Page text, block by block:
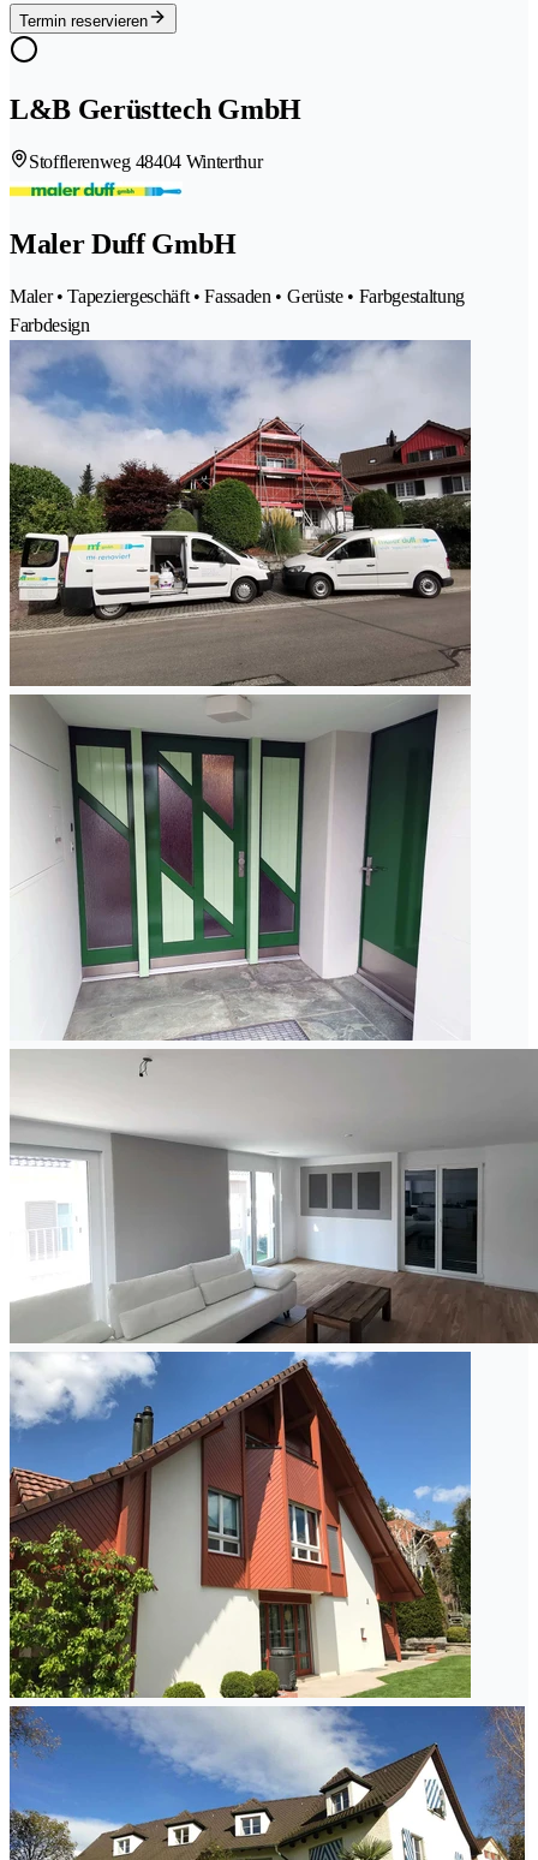
Termin reservieren
L&B Gerüsttech GmbH
Stofflerenweg 48404 Winterthur
Maler Duff GmbH
Maler • Tapeziergeschäft • Fassaden • Gerüste • Farbgestaltung
Farbdesign